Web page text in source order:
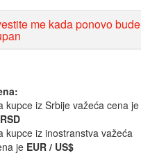
me kada ponovo bude
kupce iz Srbije važeća cena je
RSD
kupce iz inostranstva važeća
je EUR / US$